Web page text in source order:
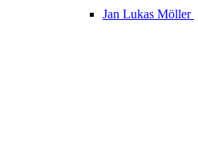
Jan Lukas Möller